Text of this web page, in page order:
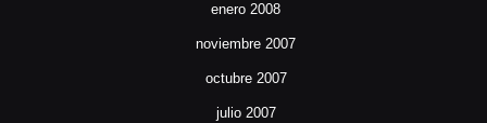
enero 2008
noviembre 2007
octubre 2007
julio 2007